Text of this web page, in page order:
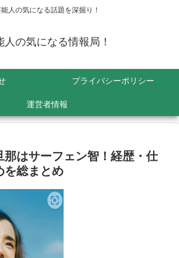
人の気になる話題を深掘り！
人の気になる情報局！
プライバシーポリシー
運営者情報
那はサーフェン智！経歴・仕
を総まとめ